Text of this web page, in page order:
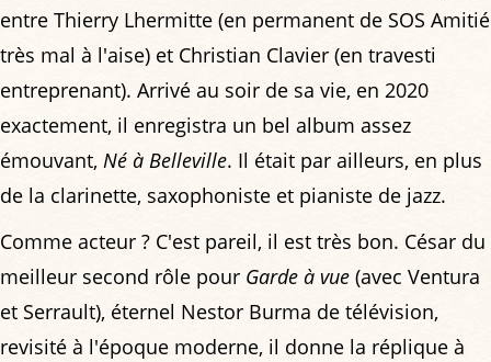
entre Thierry Lhermitte (en permanent de SOS Amitié
très mal à l'aise) et Christian Clavier (en travesti
entreprenant). Arrivé au soir de sa vie, en 2020
exactement, il enregistra un bel album assez
émouvant, Né à Belleville. Il était par ailleurs, en plus
de la clarinette, saxophoniste et pianiste de jazz.
Comme acteur ? C'est pareil, il est très bon. César du
meilleur second rôle pour Garde à vue (avec Ventura
et Serrault), éternel Nestor Burma de télévision,
revisité à l'époque moderne, il donne la réplique à